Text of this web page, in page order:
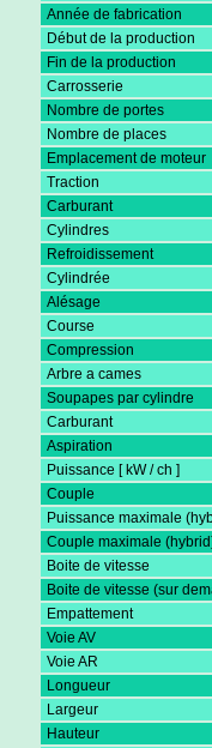
Année de fabrication
Début de la production
Fin de la production
Carrosserie
Nombre de portes
Nombre de places
Emplacement de moteur
Traction
Carburant
Cylindres
Refroidissement
Cylindrée
Alésage
Course
Compression
Arbre a cames
Soupapes par cylindre
Carburant
Aspiration
Puissance [ kW / ch ]
Couple
Puissance maximale
Couple maximale
Boite de vitesse
Boite de vitesse (sur
Empattement
Voie AV
Voie AR
Longueur
Largeur
Hauteur